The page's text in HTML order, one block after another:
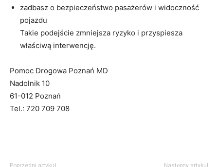
zadbasz o bezpieczeństwo pasażerów i widoczność
pojazdu
Takie podejście zmniejsza ryzyko i przyspiesza
właściwą interwencję.
Pomoc Drogowa Poznań MD
Nadolnik 10
61-012 Poznań
Tel.: 720 709 708
Poprzedni artykuł Następny artykuł